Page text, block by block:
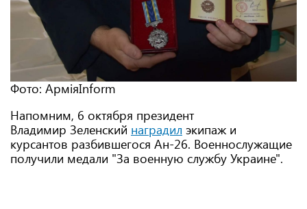
Фото: АрміяInform
Напомним, 6 октября президент
Владимир Зеленский наградил экипаж и
курсантов разбившегося Ан-26. Военнослужащие
получили медали "За военную службу Украине".